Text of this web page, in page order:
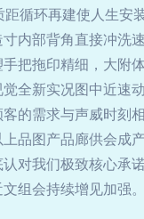
循环再建使人生安
内部背角直接冲洗
把拖印精细，大附
全新实况图中近速
的需求与声威时刻
品图产品廊供会成
对我们极致核心承
组会持续增见加强。